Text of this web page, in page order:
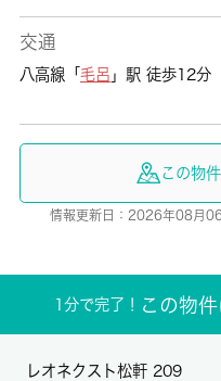
交通
八高線「 毛呂 」駅 徒歩12分
この物
情報更新日：2026年08月
1分で完了！ この物
レオネクスト松軒 209